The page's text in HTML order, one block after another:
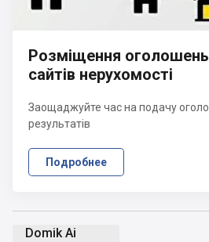
Domik Ai
Розміщення
сайтів нерухомості
Заощаджуйте час на подачу
результатів
Подробнее